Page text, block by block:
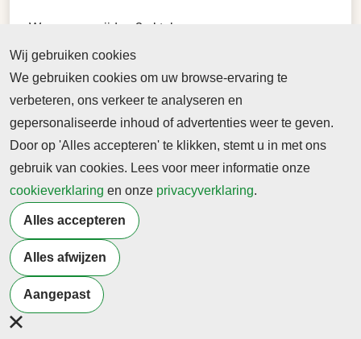
Wanneer: vrijdag 3 oktober
Waar: Spaces, Amsterdam
Duur: 10.00 tot 17.00 uur incl. lunch
Kosten: €37,50 p.p.
Je kunt jehier online aanmelden.
Na aanmelding ontvang je een bevestigingsmail met
daarin een omschrijving van alle workshops. Je kunt
op dit formulier aangeven welke workshops je
voorkeur hebben. Er zijn speciale workshops voor
vmbo en voor mbo.
Terug naar nieuwsoverzicht
Wij gebruiken cookies
We gebruiken cookies om uw browse-ervaring te
verbeteren, ons verkeer te analyseren en
gepersonaliseerde inhoud of advertenties weer te geven.
Door op 'Alles accepteren' te klikken, stemt u in met ons
gebruik van cookies. Lees voor meer informatie onze
cookieverklaring en onze privacyverklaring.
Alles accepteren
Alles afwijzen
Aangepast